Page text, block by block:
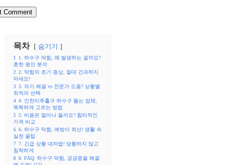
목차 숨기기
1
1. 하수구 막힘, 왜 발생하는 걸까요?
흔한 원인 분석
2 2. 막힘의 초기 증상, 절대 간과하지
마세요!
3 3. 자가 해결 vs 전문가 도움? 상황별
최적의 선택
4 4. 인천미추홀구 하수구 뚫는 업체,
똑똑하게 고르는 방법
5 5. 비용은 얼마나 들까요? 합리적인
가격 비교
6 6. 하수구 막힘, 예방이 최선! 생활 속
실천 꿀팁
7 7. 긴급 상황 대처법! 당황하지 않고
침착하게
8 8. FAQ: 하수구 막힘, 궁금증을 해결